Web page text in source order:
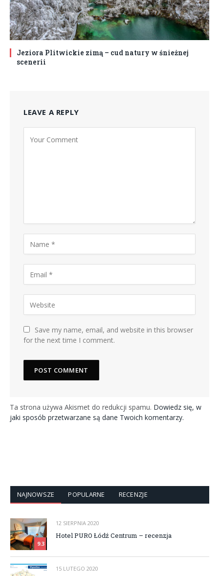
Jeziora Plitwickie zimą – cud natury w śnieżnej
scenerii
LEAVE A REPLY
Save my name, email, and website in this browser
for the next time I comment.
Ta strona używa Akismet do redukcji spamu. Dowiedz się, w
jaki sposób przetwarzane są dane Twoich komentarzy.
NAJNOWSZE POPULARNE RECENZJE
9.3
12 SIERPNIA 2020
Hotel PURO Łódź Centrum – recenzja
15 LUTEGO 2020